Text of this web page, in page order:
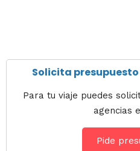
Solicita
Para tu viaje puedes
agencias
Pide